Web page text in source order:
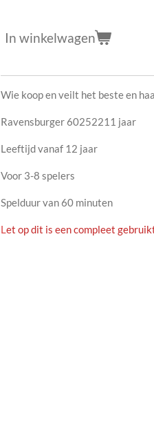
In winkelwagen
Wie koop en veilt het beste en
Ravensburger 60252211 jaar
Leeftijd vanaf 12 jaar
Voor 3-8 spelers
Spelduur van 60 minuten
Let op dit is een compleet